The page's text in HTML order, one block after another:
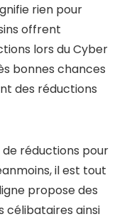
rien pour
offrent
lors du Cyber
bonnes chances
des réductions
de réductions pour
il est tout
propose des
célibataires ainsi